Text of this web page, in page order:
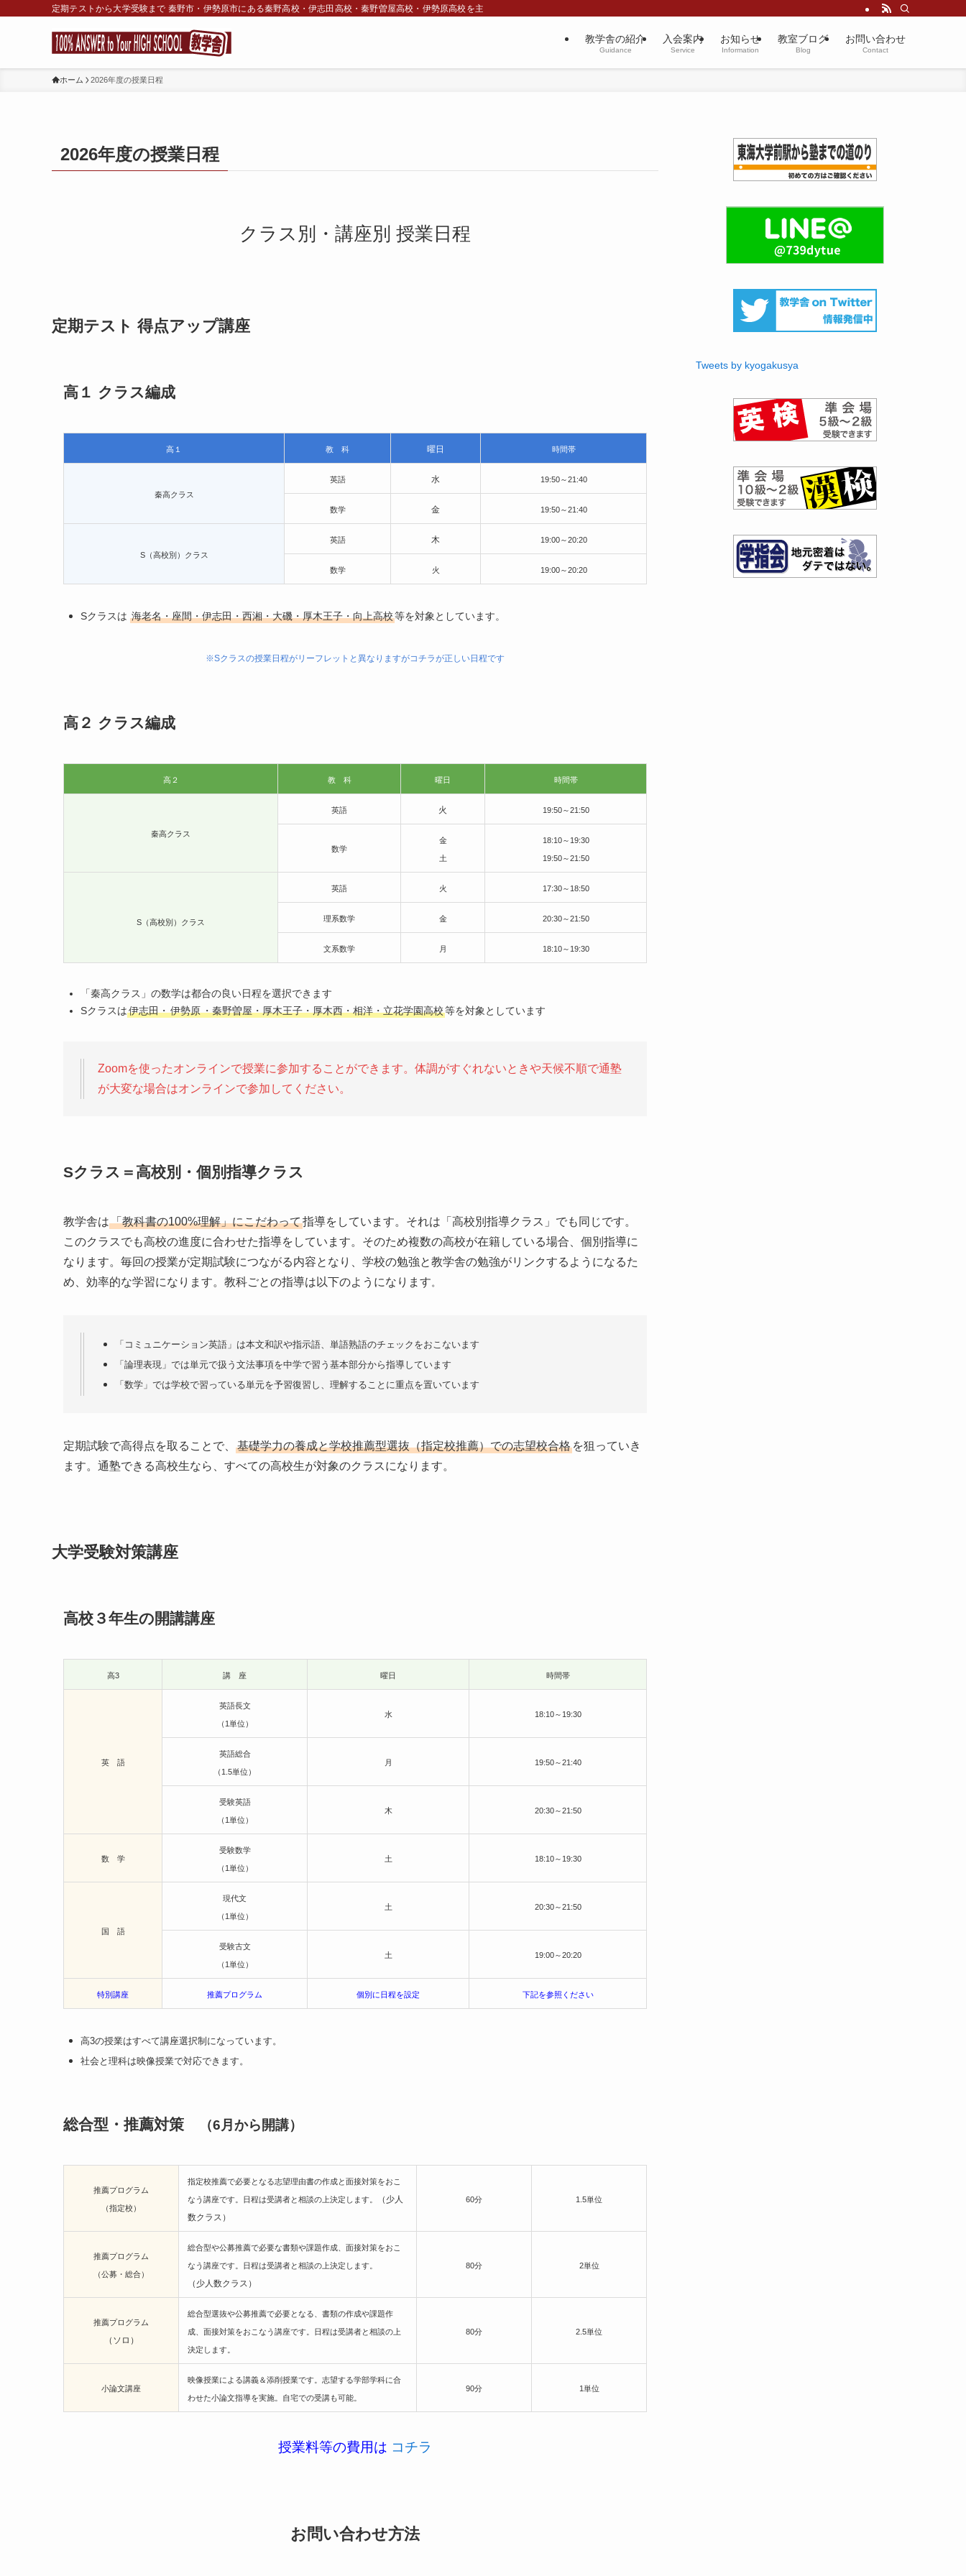
定期テストから大学受験まで 秦野市・伊勢原市にある秦野高校・伊志田高校・秦野曽屋高校・伊勢原高校を主な対象とした高校生のための塾
教学舎の紹介
Guidance
入会案内
Service
お知らせ
Information
教室ブログ
Blog
お問い合わせ
Contact
ホーム 2026年度の授業日程
2026年度の授業日程
クラス別・講座別 授業日程
定期テスト 得点アップ講座
高１ クラス編成
高１ 教 科 曜日 時間帯
秦高クラス
英語 水 19:50～21:40
数学 金 19:50～21:40
S（高校別）クラス
英語 木 19:00～20:20
数学 火 19:00～20:20
Sクラスは 海老名・座間・伊志田・西湘・大磯・厚木王子・向上高校等を対象としています。
※Sクラスの授業日程がリーフレットと異なりますがコチラが正しい日程です
高２ クラス編成
高２ 教 科 曜日 時間帯
秦高クラス
英語 火 19:50～21:50
数学
金
土
18:10～19:30
19:50～21:50
S（高校別）クラス
英語 火 17:30～18:50
理系数学 金 20:30～21:50
文系数学 月 18:10～19:30
「秦高クラス」の数学は都合の良い日程を選択できます
Sクラスは伊志田・伊勢原・秦野曽屋・厚木王子・厚木西・相洋・立花学園高校等を対象としています
Zoomを使ったオンラインで授業に参加することができます。体調がすぐれないときや天候不順で通塾
が大変な場合はオンラインで参加してください。
Sクラス＝高校別・個別指導クラス
教学舎は「教科書の100%理解」にこだわって指導をしています。それは「高校別指導クラス」でも同じです。
このクラスでも高校の進度に合わせた指導をしています。そのため複数の高校が在籍している場合、個別指導に
なります。毎回の授業が定期試験につながる内容となり、学校の勉強と教学舎の勉強がリンクするようになるた
め、効率的な学習になります。教科ごとの指導は以下のようになります。
「コミュニケーション英語」は本文和訳や指示語、単語熟語のチェックをおこないます
「論理表現」では単元で扱う文法事項を中学で習う基本部分から指導しています
「数学」では学校で習っている単元を予習復習し、理解することに重点を置いています
定期試験で高得点を取ることで、 基礎学力の養成と学校推薦型選抜（指定校推薦）での志望校合格 を狙っていき
ます。通塾できる高校生なら、すべての高校生が対象のクラスになります。
大学受験対策講座
高校３年生の開講講座
高3 講 座 曜日 時間帯
英 語
英語長文
（1単位）
水 18:10～19:30
英語総合
（1.5単位）
月 19:50～21:40
受験英語
（1単位）
木 20:30～21:50
数 学
受験数学
（1単位）
土 18:10～19:30
国 語
現代文
（1単位）
土 20:30～21 :50
受験古文
（1単位）
土 19:00～20:20
特別講座 推薦プログラム 個別に日程を設定 下記を参照ください
高3の授業はすべて講座選択制になっています。
社会と理科は映像授業で対応できます。
総合型・推薦対策 （6月から開講）
推薦プログラム
（指定校）
指定校推薦で必要となる志望理由書の作成と面接対策をおこ
なう講座です。日程は受講者と相談の上決定します。
（少人
数クラス）
60分 1.5単位
推薦プログラム
（公募・総合）
総合型や公募推薦で必要な書類や課題作成、面接対策をおこ
なう講座です。日程は受講者と相談の上決定します。
（少人数クラス）
80分 2単位
推薦プログラム
（ソロ）
総合型選抜や公募推薦で必要となる、書類の作成や課題作
成、面接対策をおこなう講座です。日程は受講者と相談の上
決定します。
80分 2.5単位
小論文講座
映像授業による講義＆添削授業です。志望する学部学科に合
わせた小論文指導を実施。自宅での受講も可能。
90分 1単位
授業料等の費用は コチラ
お問い合わせ方法
Tweets by kyogakusya